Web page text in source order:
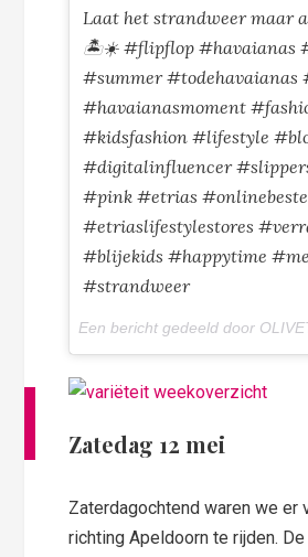
Laat het strandweer maar
🏝☀ #flipflop #havaianas
#summer #todehavaianas
#havaianasmoment
#kidsfashion #lifestyle
#digitalinfluencer
#pink #etrias
#etriaslifestylestores
#blijekids #happytime
#strandweer
Zatedag 12 mei
Zaterdagochtend waren we er
richting Apeldoorn te rijden.